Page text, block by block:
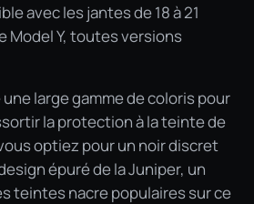
avec les jantes de 18 à 21
Model Y, toutes versions
large gamme de coloris pour
la protection à la teinte de
optiez pour un noir discret
épuré de la Juniper, un
teintes nacre populaires sur ce